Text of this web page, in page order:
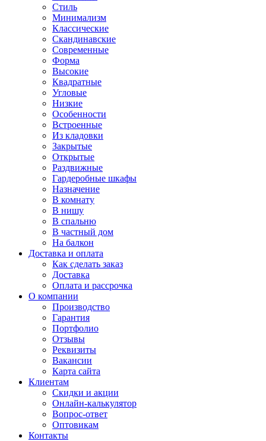
Стиль
Минимализм
Классические
Скандинавские
Современные
Форма
Высокие
Квадратные
Угловые
Низкие
Особенности
Встроенные
Из кладовки
Закрытые
Открытые
Раздвижные
Гардеробные шкафы
Назначение
В комнату
В нишу
В спальню
В частный дом
На балкон
Доставка и оплата
Как сделать заказ
Доставка
Оплата и рассрочка
О компании
Производство
Гарантия
Портфолио
Отзывы
Реквизиты
Вакансии
Карта сайта
Клиентам
Скидки и акции
Онлайн-калькулятор
Вопрос-ответ
Оптовикам
Контакты